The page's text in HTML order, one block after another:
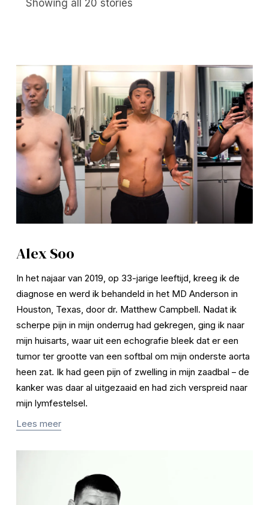
Showing all 20 stories
Alex Soo
In het najaar van 2019, op 33-jarige leeftijd, kreeg ik de
diagnose en werd ik behandeld in het MD Anderson in
Houston, Texas, door dr. Matthew Campbell. Nadat ik
scherpe pijn in mijn onderrug had gekregen, ging ik naar
mijn huisarts, waar uit een echografie bleek dat er een
tumor ter grootte van een softbal om mijn onderste aorta
heen zat. Ik had geen pijn of zwelling in mijn zaadbal – de
kanker was daar al uitgezaaid en had zich verspreid naar
mijn lymfestelsel.
Lees meer